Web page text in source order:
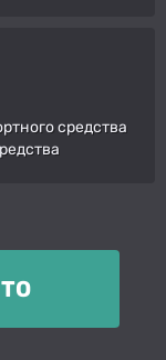
средства